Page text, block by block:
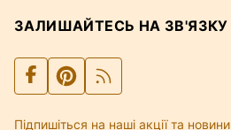
ЗАЛИШАЙТЕСЬ НА ЗВ'ЯЗКУ
Підпишіться на наші акції та новини